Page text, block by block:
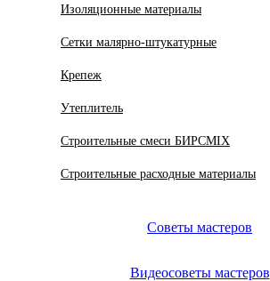
Изоляционные материалы
Сетки малярно-штукатурные
Крепеж
Утеплитель
Строительные смеси БИРСMIX
Строительные расходные материалы
Советы мастеров
Видеосоветы мастеров